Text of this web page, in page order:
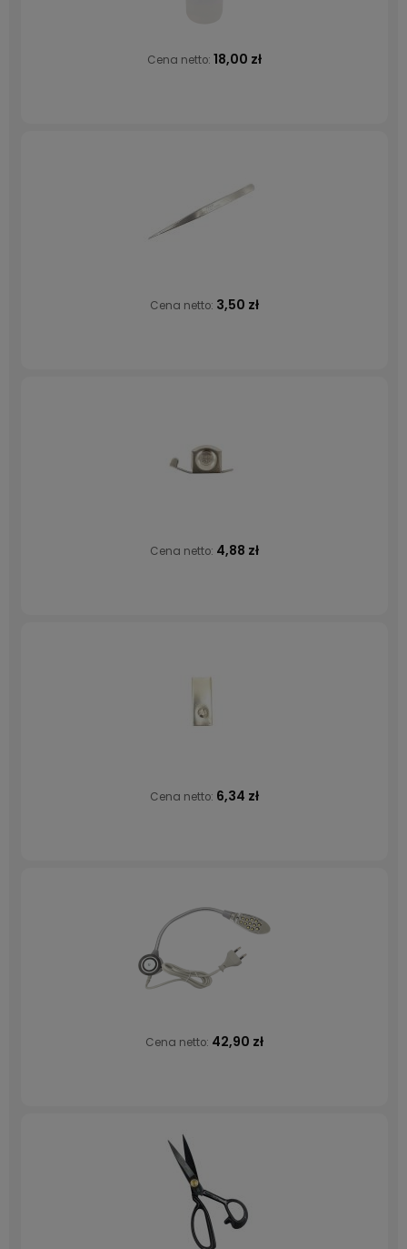
Cena netto: 18,00 zł
Cena netto: 3,50 zł
Cena netto: 4,88 zł
Cena netto: 6,34 zł
Cena netto: 42,90 zł